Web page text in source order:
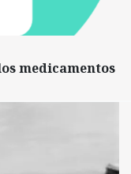
medicamentos